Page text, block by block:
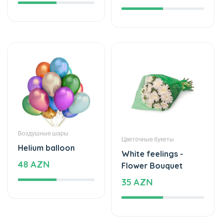
Воздушные шары
Helium balloon
48 AZN
Цветочные букеты
White feelings -
Flower Bouquet
35 AZN